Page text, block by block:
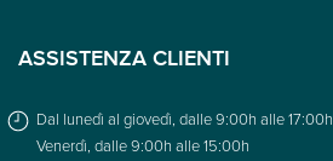
ASSISTENZA CLIENTI
Dal lunedì al giovedì, dalle 9:00h alle 17:00h
Venerdì, dalle 9:00h alle 15:00h